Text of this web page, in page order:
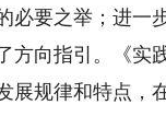
必要之举；进一
方向指引。《实
展规律和特点，